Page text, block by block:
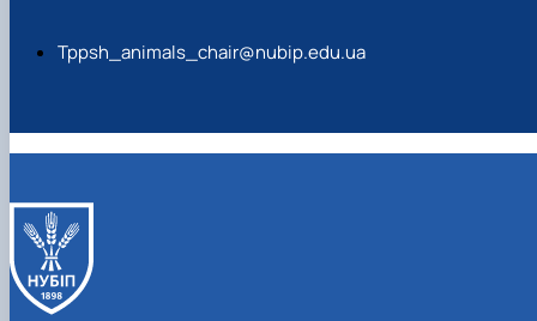
Tppsh_animals_chair@nubip.edu.ua